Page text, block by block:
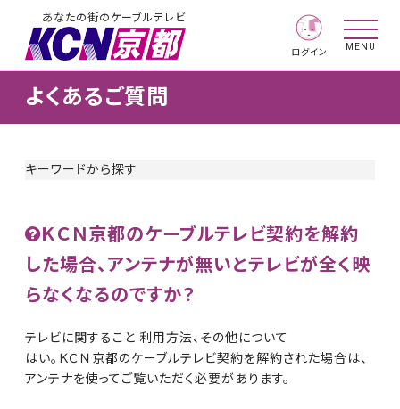
あなたの街のケーブルテレビ
ログイン
MENU
よくあるご質問
キーワードから探す
ＫＣＮ京都のケーブルテレビ契約を解約
した場合、アンテナが無いとテレビが全く映
らなくなるのですか？
テレビに関すること 利用方法、その他について
はい。ＫＣＮ京都のケーブルテレビ契約を解約された場合は、
アンテナを使ってご覧いただく必要があります。